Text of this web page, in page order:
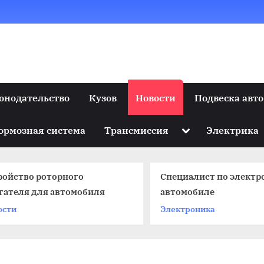
Кузов Новости Подвеска авто
система Трансмиссия Toggle
menu
Электрика
роторного
для автомобиля
Специалист по
автомобиле
Электроника